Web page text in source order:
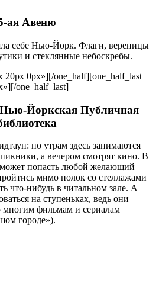
ая Авеню
себе Нью-Йорк. Флаги, вереницы
и стеклянные небоскребы.
20px 0px»][/one_half][one_half_last
[/one_half_last]
Йоркская Публичная
по утрам здесь занимаются
а вечером смотрят кино. В
попасть любой желающий
мимо полок со стеллажами
что-нибудь в читальном зале. А
на ступеньках, ведь они
многим фильмам и сериалам
городе»).